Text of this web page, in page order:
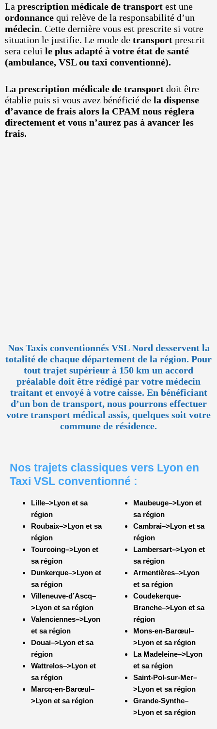
La prescription médicale de transport est une
ordonnance qui relève de la responsabilité d’un
médecin. Cette dernière vous est prescrite si votre
situation le justifie. Le mode de transport prescrit
sera celui le plus adapté à votre état de santé
(ambulance, VSL ou taxi conventionné).
La prescription médicale de transport doit être
établie puis si vous avez bénéficié de la dispense
d’avance de frais alors la CPAM nous réglera
directement et vous n’aurez pas à avancer les
frais.
Nos Taxis conventionnés VSL Nord desservent la
totalité de chaque département de la région. Pour
tout trajet supérieur à 150 km un accord
préalable doit être rédigé par votre médecin
traitant et envoyé à votre caisse. En bénéficiant
d’un bon de transport, nous pourrons effectuer
votre transport médical assis, quelques soit votre
commune de résidence.
Nos trajets classiques vers Lyon en
Taxi VSL conventionné :
Lille–>Lyon et sa
région
Roubaix–>Lyon et sa
région
Tourcoing–>Lyon et
sa région
Dunkerque–>Lyon et
sa région
Villeneuve-d’Ascq–
>Lyon et sa région
Valenciennes–>Lyon
et sa région
Douai–>Lyon et sa
région
Wattrelos–>Lyon et
sa région
Marcq-en-Barœul–
>Lyon et sa région
Maubeuge–>Lyon et
sa région
Cambrai–>Lyon et sa
région
Lambersart–>Lyon et
sa région
Armentières–>Lyon
et sa région
Coudekerque-
Branche–>Lyon et sa
région
Mons-en-Barœul–
>Lyon et sa région
La Madeleine–>Lyon
et sa région
Saint-Pol-sur-Mer–
>Lyon et sa région
Grande-Synthe–
>Lyon et sa région